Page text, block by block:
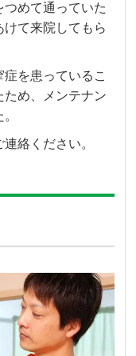
めて通っていた
て来院してもら
を患っているこ
ため、メンテナン
絡ください。